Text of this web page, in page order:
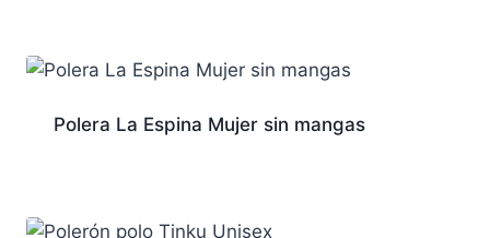
Polera La Espina Mujer sin mangas